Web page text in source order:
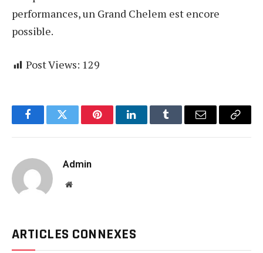
performances, un Grand Chelem est encore
possible.
Post Views: 129
FacebookTwitter PinterestLinkedInTumblr Email
Copy
Admin
Website
ARTICLES CONNEXES